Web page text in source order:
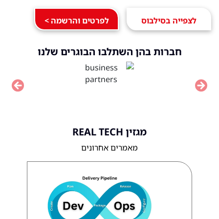
לצפייה בסילבוס לפרטים והרשמה >
חברות בהן השתלבו הבוגרים שלנו
Next
מגזין REAL TECH
מאמרים אחרונים